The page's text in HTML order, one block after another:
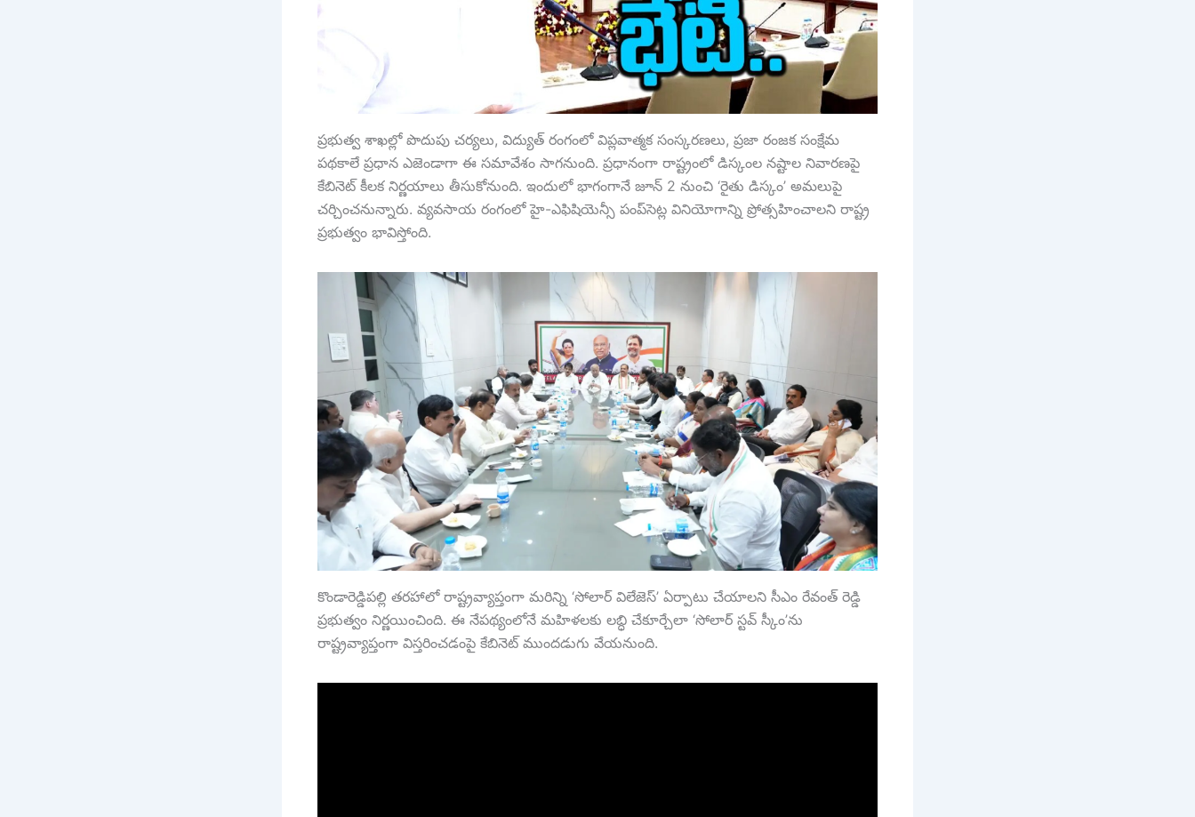
ప్రభుత్వ శాఖల్లో పొదుపు చర్యలు, విద్యుత్ రంగంలో విప్లవాత్మక సంస్కరణలు, ప్రజా రంజక సంక్షేమ
పథకాలే ప్రధాన ఎజెండాగా ఈ సమావేశం సాగనుంది. ప్రధానంగా రాష్ట్రంలో డిస్కంల నష్టాల నివారణపై
కేబినెట్ కీలక నిర్ణయాలు తీసుకోనుంది. ఇందులో భాగంగానే జూన్ 2 నుంచి ‘రైతు డిస్కం’ అమలుపై
చర్చించనున్నారు. వ్యవసాయ రంగంలో హై-ఎఫిషియెన్సీ పంప్‌సెట్ల వినియోగాన్ని ప్రోత్సహించాలని రాష్ట్ర
ప్రభుత్వం భావిస్తోంది.
కొండారెడ్డిపల్లి తరహాలో రాష్ట్రవ్యాప్తంగా మరిన్ని ‘సోలార్ విలేజెస్’ ఏర్పాటు చేయాలని సీఎం రేవంత్ రెడ్డి
ప్రభుత్వం నిర్ణయించింది. ఈ నేపథ్యంలోనే మహిళలకు లబ్ధి చేకూర్చేలా ‘సోలార్ స్టవ్ స్కీం’ను
రాష్ట్రవ్యాప్తంగా విస్తరించడంపై కేబినెట్ ముందడుగు వేయనుంది.